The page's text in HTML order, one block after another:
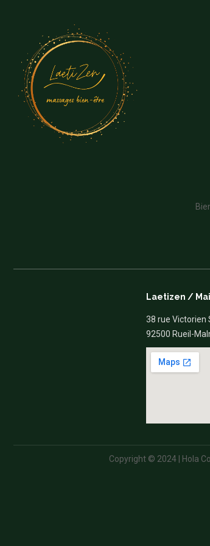
Laetizen /
38 rue Victorien
92500 Rueil-
Copyright © 2024 | Hola